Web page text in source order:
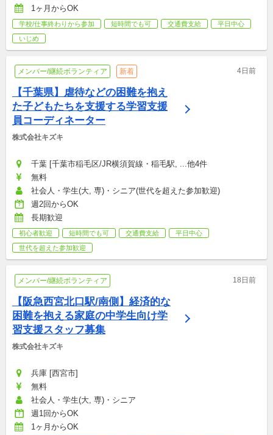
1ヶ月からOK
学校/仕事終わりから参加 短時間でも可 交通費支給
平日中心
いじめ
メンバー/継続ボランティア 新着 4日前
【千葉県】虐待などの困難を抱え
た子どもたちを支援する学習支援
員コーディネーター
株式会社キズキ
千葉 [千葉市稲毛区/JR横須賀線・稲毛駅, ...他4件
無料
社会人・学生(大, 専)・シニア(世代を超えた参加歓迎)
週2回からOK
長期歓迎
初心者歓迎 短時間でも可 交通費支給
平日中心
世代を超えた参加歓迎
メンバー/継続ボランティア 18日前
【阪急西宮北口駅/南側】経済的な
困難を抱える家庭の中学生向け学
習支援スタッフ募集
株式会社キズキ
兵庫 [西宮市]
無料
社会人・学生(大, 専)・シニア
週1回からOK
1ヶ月からOK